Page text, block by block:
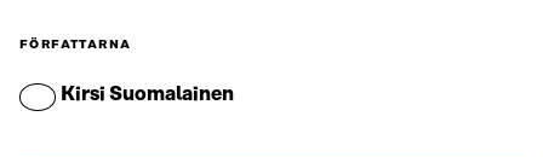
FÖRFATTARNA
Kirsi Suomalainen